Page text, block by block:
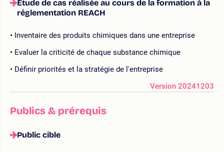
Etude de cas réalisée au cours de la formation à la
réglementation REACH
Inventaire des produits chimiques dans une entreprise
Evaluer la criticité de chaque substance chimique
Définir priorités et la stratégie de l'entreprise
Version 20241203
Publics & prérequis
Public cible